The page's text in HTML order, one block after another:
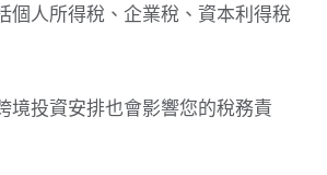
個人所得稅、企業稅、資本利得稅
境投資安排也會影響您的稅務責